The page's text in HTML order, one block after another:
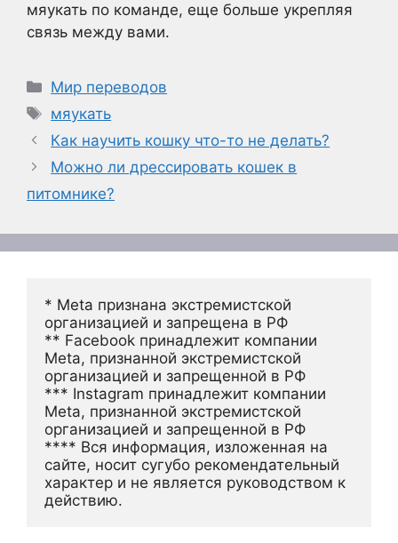
мяукать по команде, еще больше укрепляя
связь между вами.
Рубрики
Мир переводов
Метки
мяукать
Как научить кошку что-то не делать?
Можно ли дрессировать кошек в
питомнике?
* Meta признана экстремистской
организацией и запрещена в РФ
** Facebook принадлежит компании
Meta, признанной экстремистской
организацией и запрещенной в РФ
*** Instagram принадлежит компании
Meta, признанной экстремистской
организацией и запрещенной в РФ
**** Вся информация, изложенная на
сайте, носит сугубо рекомендательный
характер и не является руководством к
действию.